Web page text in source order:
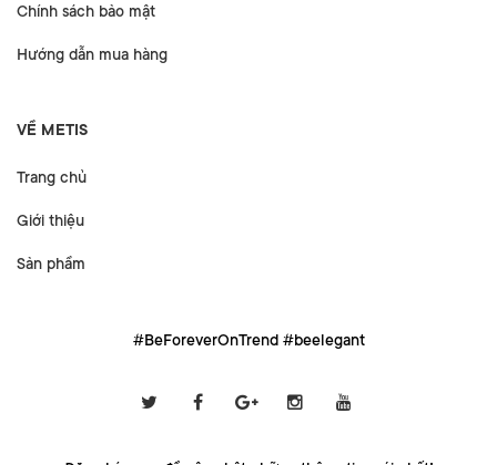
Chính sách bảo mật
Hướng dẫn mua hàng
VỀ METIS
Trang chủ
Giới thiệu
Sản phẩm
#BeForeverOnTrend #beelegant